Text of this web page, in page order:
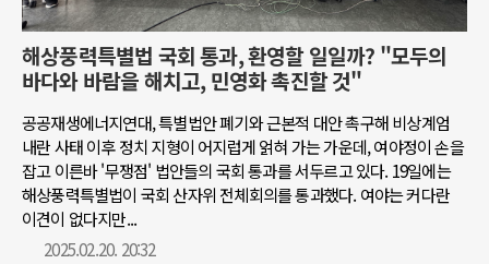
해상풍력특별법 국회 통과, 환영할 일일까? "모두의
바다와 바람을 해치고, 민영화 촉진할 것"
공공재생에너지연대, 특별법안 폐기와 근본적 대안 촉구해 비상계엄
내란 사태 이후 정치 지형이 어지럽게 얽혀 가는 가운데, 여야정이 손을
잡고 이른바 '무쟁점' 법안들의 국회 통과를 서두르고 있다. 19일에는
해상풍력특별법이 국회 산자위 전체회의를 통과했다. 여야는 커다란
이견이 없다지만...
2025.02.20. 20:32